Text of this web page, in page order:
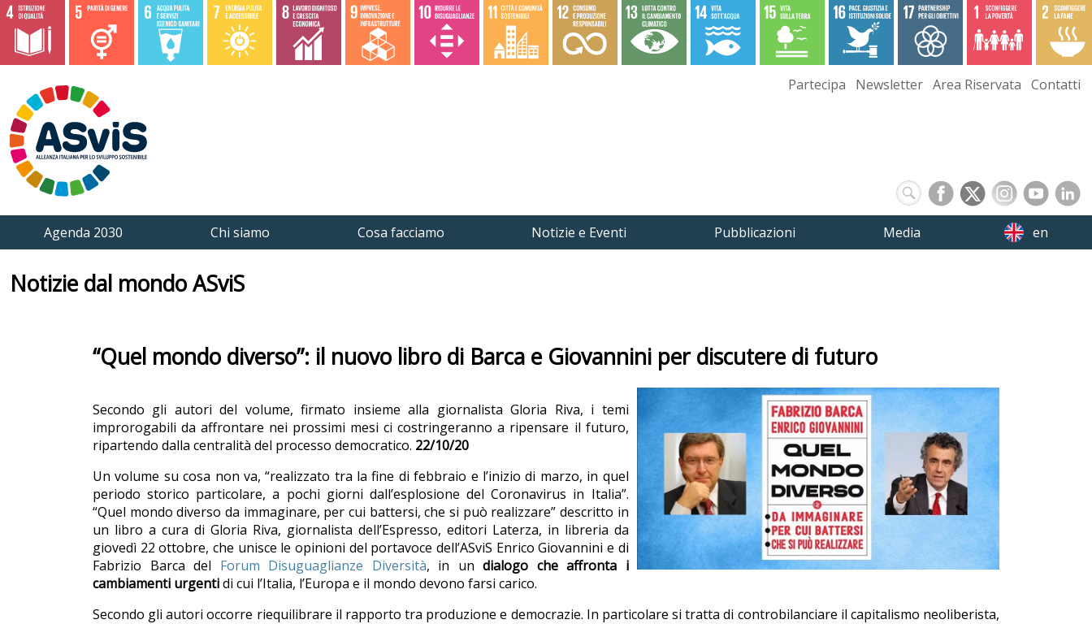
Partecipa Newsletter Area Riservata Contatti
Agenda 2030 Chi siamo Cosa facciamo Notizie e Eventi Pubblicazioni Media en
Notizie dal mondo ASviS
“Quel mondo diverso”: il nuovo libro di Barca e Giovannini per discutere di futuro
Secondo gli autori del volume, firmato insieme alla giornalista Gloria Riva, i temi
improrogabili da affrontare nei prossimi mesi ci costringeranno a ripensare il futuro,
ripartendo dalla centralità del processo democratico. 22/10/20
Un volume su cosa non va, “realizzato tra la fine di febbraio e l’inizio di marzo, in quel
periodo storico particolare, a pochi giorni dall’esplosione del Coronavirus in Italia”.
“Quel mondo diverso da immaginare, per cui battersi, che si può realizzare” descritto in
un libro a cura di Gloria Riva, giornalista dell’Espresso, editori Laterza, in libreria da
giovedì 22 ottobre, che unisce le opinioni del portavoce dell’ASviS Enrico Giovannini e di
Fabrizio Barca del Forum Disuguaglianze Diversità, in undialogo che affronta i
cambiamenti urgentidi cui l’Italia, l’Europa e il mondo devono farsi carico.
Secondo gli autori occorre riequilibrare il rapporto tra produzione e democrazie. In particolare si tratta di controbilanciare il capitalismo neoliberista,